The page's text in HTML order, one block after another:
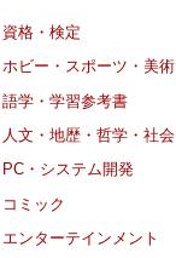
資格・検定
ホビー・スポーツ・美術
語学・学習参考書
人文・地歴・哲学・社会
PC・システム開発
コミック
エンターテインメント